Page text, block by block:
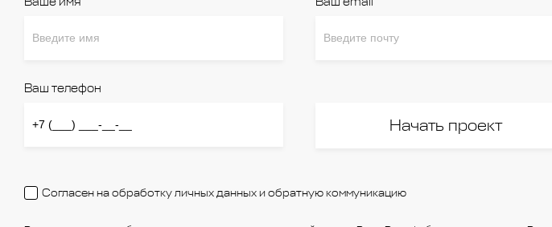
Ваш телефон
Начать проект
Согласен на обработку личных данных и обратную коммуникацию